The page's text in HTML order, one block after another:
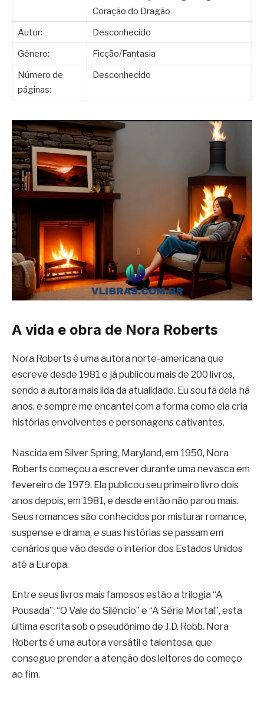
Coração do Dragão
Autor:
Desconhecido
Gênero:
Ficção/Fantasia
Número de
páginas:
Desconhecido
A vida e obra de Nora Roberts
Nora Roberts é uma autora norte-americana que
escreve desde 1981 e já publicou mais de 200 livros,
sendo a autora mais lida da atualidade. Eu sou fã dela há
anos, e sempre me encantei com a forma como ela cria
histórias envolventes e personagens cativantes.
Nascida em Silver Spring, Maryland, em 1950, Nora
Roberts começou a escrever durante uma nevasca em
fevereiro de 1979. Ela publicou seu primeiro livro dois
anos depois, em 1981, e desde então não parou mais.
Seus romances são conhecidos por misturar romance,
suspense e drama, e suas histórias se passam em
cenários que vão desde o interior dos Estados Unidos
até a Europa.
Entre seus livros mais famosos estão a trilogia “A
Pousada”, “O Vale do Silêncio” e “A Série Mortal”, esta
última escrita sob o pseudônimo de J.D. Robb. Nora
Roberts é uma autora versátil e talentosa, que
consegue prender a atenção dos leitores do começo
ao fim.